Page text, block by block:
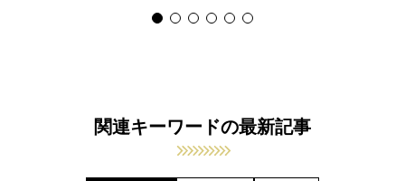
関連キーワードの最新記事